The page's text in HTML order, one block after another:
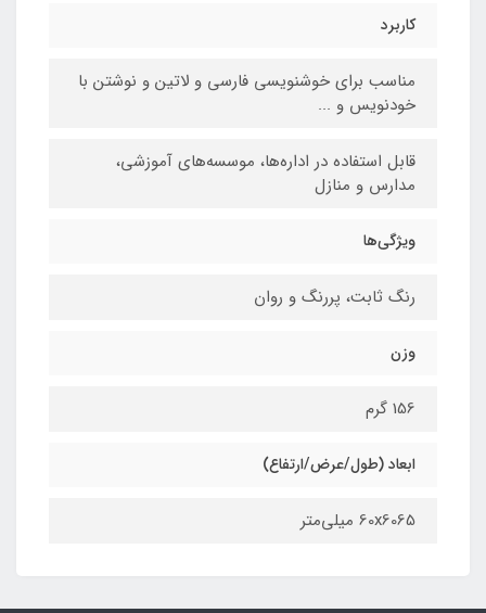
کاربرد
مناسب برای خوشنویسی فارسی و لاتین و نوشتن با
خودنویس و ...
قابل استفاده در اداره‌ها، موسسه‌های آموزشی،
مدارس و منازل
ویژگی‌ها
رنگ ثابت، پررنگ و روان
وزن
156 گرم
ابعاد (طول/عرض/ارتفاع)
60x6065 میلی‌متر